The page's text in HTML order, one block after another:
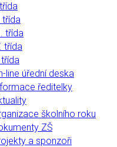
třída
třída
třída
třída
line úřední deska
ředitelky
školního roku
ZŠ
a sponzoři